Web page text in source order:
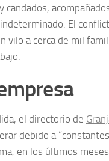
El
vilo a cerca de mil
el directorio de
debido a
en los últimos